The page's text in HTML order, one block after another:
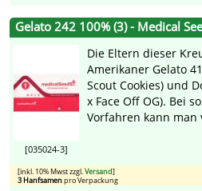
Gelato 242 100% (3) - Medical
[035024-3]
Die Eltern dieser
Amerikaner Gelato
Scout Cookies) und
x Face Off OG). Bei
Vorfahren kann man
[inkl. 10% Mwst zzgl.Versand]
3 Hanfsamenpro Verpackung